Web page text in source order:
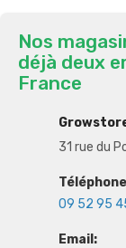
Nos
déjà deux
France
31 rue du
09 52 95
Email: